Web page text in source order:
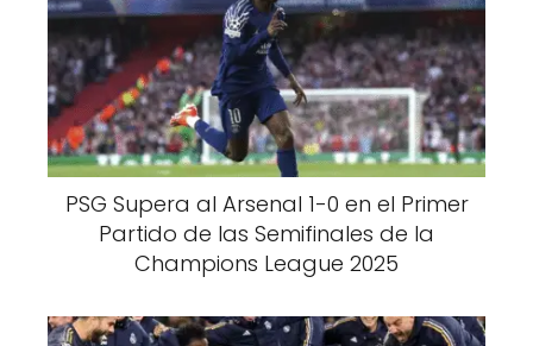
PSG Supera al Arsenal 1-0 en el Primer
Partido de las Semifinales de la
Champions League 2025